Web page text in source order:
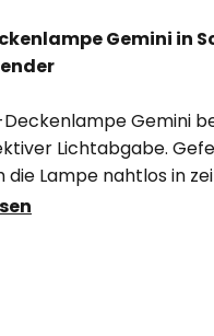
Gemini in
Deckenlampe Gemini
Lichtabgabe.
die Lampe nahtlos in
integrierten LED-
Atmosphäre
für Wohn-,